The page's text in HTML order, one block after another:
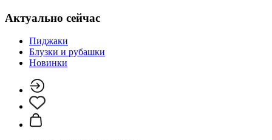
Актуально сейчас
Пиджаки
Блузки и рубашки
Новинки